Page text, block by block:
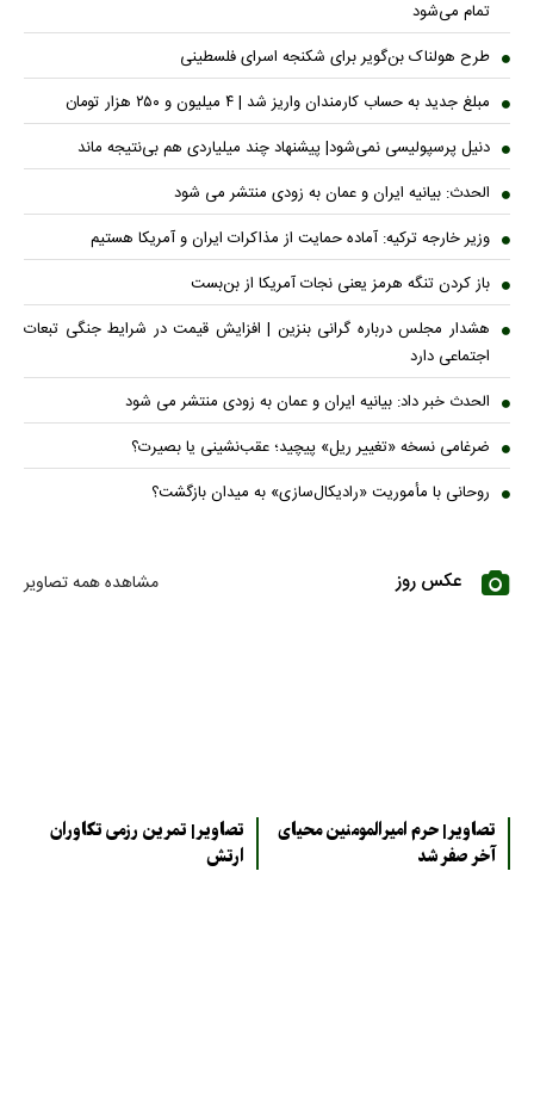
تمام می‌شود
طرح هولناک بن‌گویر برای شکنجه اسرای فلسطینی
مبلغ جدید به حساب کارمندان واریز شد | ۴ میلیون و ۲۵۰ هزار تومان
دنیل پرسپولیسی نمی‌شود| پیشنهاد چند میلیاردی هم بی‌نتیجه ماند
الحدث: بیانیه ایران و عمان به زودی منتشر می شود
وزیر خارجه ترکیه: آماده حمایت از مذاکرات ایران و آمریکا هستیم
باز کردن تنگه هرمز یعنی نجات آمریکا از بن‌بست
هشدار مجلس درباره گرانی بنزین | افزایش قیمت در شرایط جنگی تبعات
اجتماعی دارد
الحدث خبر داد: بیانیه ایران و عمان به زودی منتشر می شود
ضرغامی نسخه «تغییر ریل» پیچید؛ عقب‌نشینی یا بصیرت؟
روحانی با مأموریت «رادیکال‌سازی» به میدان بازگشت؟
عکس روز مشاهده همه تصاویر
تصاویر| حرم امیرالمومنین محیای
آخر صفر شد
تصاویر| تمرین رزمی تکاوران
ارتش